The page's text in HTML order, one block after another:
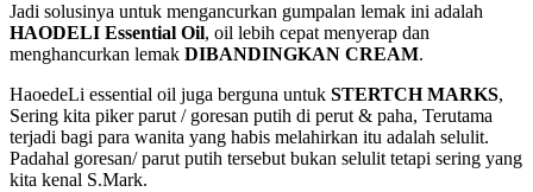
Jadi solusinya untuk mengancurkan gumpalan lemak ini adalah
HAODELI Essential Oil, oil lebih cepat menyerap dan
menghancurkan lemak DIBANDINGKAN CREAM.
HaoedeLi essential oil juga berguna untuk STERTCH MARKS,
Sering kita piker parut / goresan putih di perut & paha, Terutama
terjadi bagi para wanita yang habis melahirkan itu adalah selulit.
Padahal goresan/ parut putih tersebut bukan selulit tetapi sering yang
kita kenal S.Mark.